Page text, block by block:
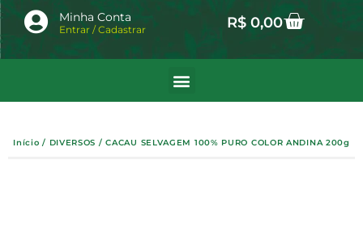
Minha Conta
Entrar / Cadastrar R$0,00Cart
Início / DIVERSOS / CACAU SELVAGEM 100% PURO COLOR ANDINA 200g